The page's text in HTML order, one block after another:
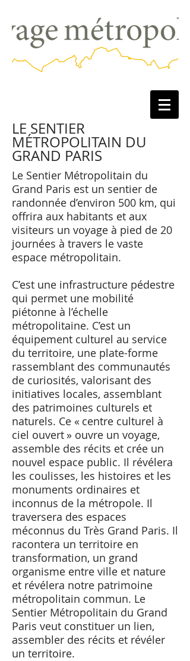
LE SENTIER
MÉTROPOLITAIN DU
GRAND PARIS
Le Sentier Métropolitain du
Grand Paris est un sentier de
randonnée d’environ 500 km, qui
offrira aux habitants et aux
visiteurs un voyage à pied de 20
journées à travers le vaste
espace métropolitain.
C’est une infrastructure pédestre
qui permet une mobilité
piétonne à l’échelle
métropolitaine. C’est un
équipement culturel au service
du territoire, une plate-forme
rassemblant des communautés
de curiosités, valorisant des
initiatives locales, assemblant
des patrimoines culturels et
naturels. Ce « centre culturel à
ciel ouvert » ouvre un voyage,
assemble des récits et crée un
nouvel espace public. Il révélera
les coulisses, les histoires et les
monuments ordinaires et
inconnus de la métropole. Il
traversera des espaces
méconnus du Très Grand Paris. Il
racontera un territoire en
transformation, un grand
organisme entre ville et nature
et révélera notre patrimoine
métropolitain commun. Le
Sentier Métropolitain du Grand
Paris veut constituer un lien,
assembler des récits et révéler
un territoire.